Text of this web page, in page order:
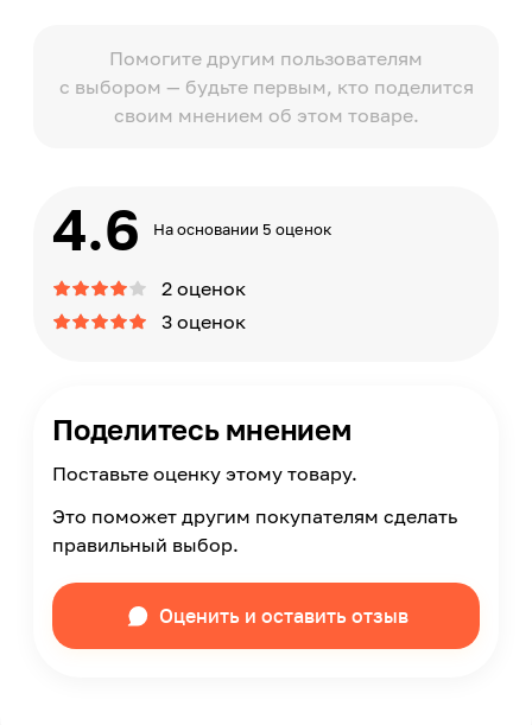
Помогите другим пользователям
с выбором — будьте первым, кто поделится
своим мнением об этом товаре.
4.6 На основании 5 оценок
2 оценок
3 оценок
Поделитесь мнением
Поставьте оценку этому товару.
Это поможет другим покупателям сделать
правильный выбор.
Оценить и оставить отзыв